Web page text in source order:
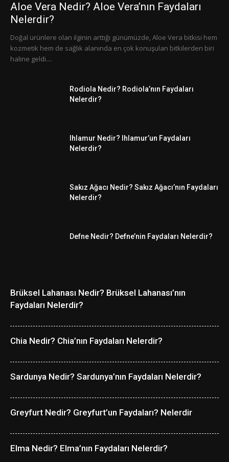
Aloe Vera Nedir? Aloe Vera’nın Faydaları
Nelerdir?
Doğal ürünlere olan ilginin arttığı günümüzde, Aloe Vera bitkisi hem
kozmetik hem de sağlık alanında en çok konuşulan bitkilerden biri
haline geldi....
Rodiola Nedir? Rodiola’nın Faydaları
Nelerdir?
Ihlamur Nedir? Ihlamur’un Faydaları
Nelerdir?
Sakız Ağacı Nedir? Sakız Ağacı’nın Faydaları
Nelerdir?
Defne Nedir? Defne’nin Faydaları Nelerdir?
Brüksel Lahanası Nedir? Brüksel Lahanası’nın
Faydaları Nelerdir?
Chia Nedir? Chia’nın Faydaları Nelerdir?
Sardunya Nedir? Sardunya’nın Faydaları Nelerdir?
Greyfurt Nedir? Greyfurt’un Faydaları? Nelerdir
Elma Nedir? Elma’nın Faydaları Nelerdir?